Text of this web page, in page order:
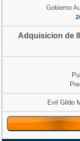
Gobierno
Adquisicion de
Evil Gildo